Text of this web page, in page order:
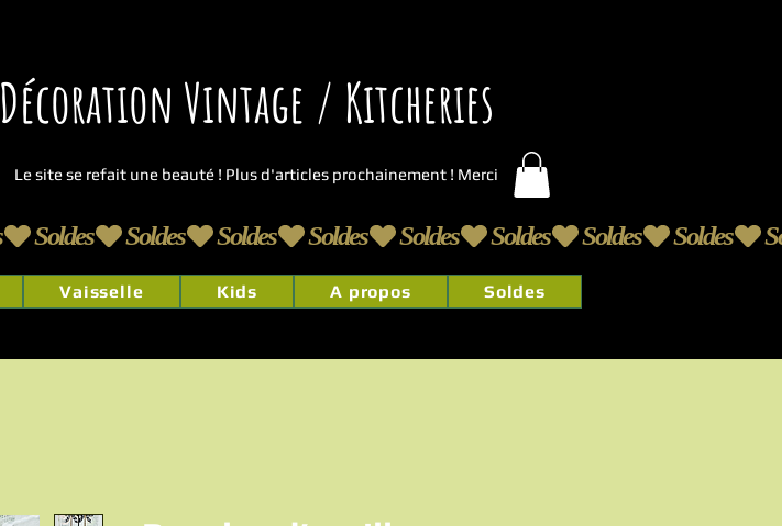
Décoration Vintage / Kitcheries
Le site se refait une beauté ! Plus d'articles prochainement ! Merci
Vaisselle Kids A propos Soldes